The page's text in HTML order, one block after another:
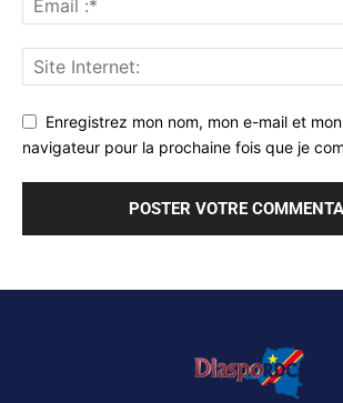
Enregistrez mon nom, mon e-mail et
navigateur pour la prochaine fois que je